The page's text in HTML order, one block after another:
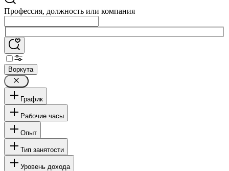
Профессия, должность или компания
Воркута
График
Рабочие часы
Опыт
Тип занятости
Уровень дохода